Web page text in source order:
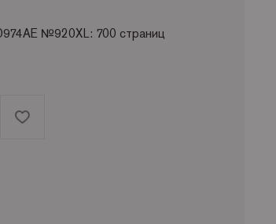
№920XL: 700 страниц